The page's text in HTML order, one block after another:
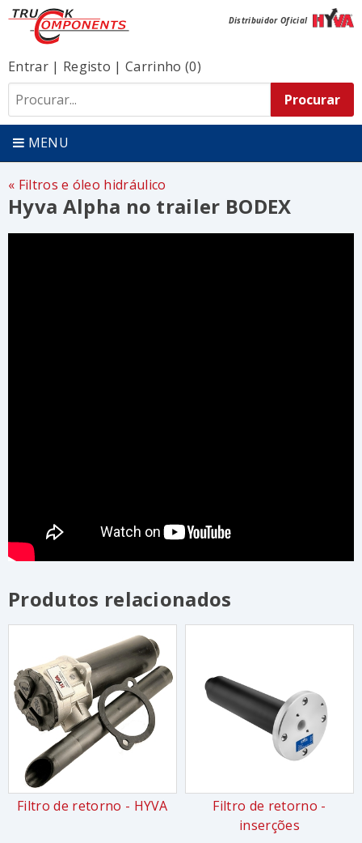
Distribuidor Oficial
Entrar| Registo |Carrinho (0)
MENU
Filtros e óleo hidráulico
Hyva Alpha no trailer BODEX
Produtos relacionados
Filtro de retorno - HYVA
Filtro de retorno -
inserções